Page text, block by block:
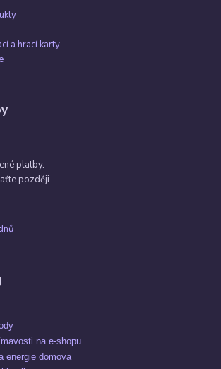
a hrací karty
platby.
později.
na e-shopu
energie domova